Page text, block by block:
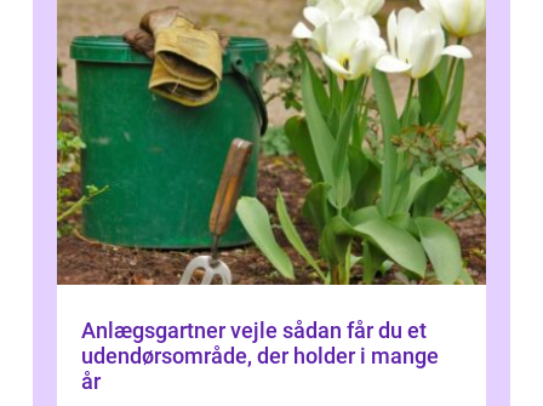
Anlægsgartner vejle sådan får du et
udendørsområde, der holder i mange
år